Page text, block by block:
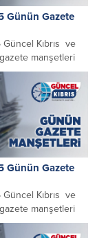
Günün Gazete
Kıbrıs ve
manşetleri
Günün Gazete
Kıbrıs ve
manşetleri